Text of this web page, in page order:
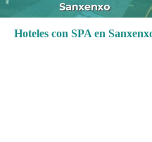
Hoteles con SPA en